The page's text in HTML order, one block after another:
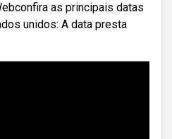
as principais datas
unidos: A data presta